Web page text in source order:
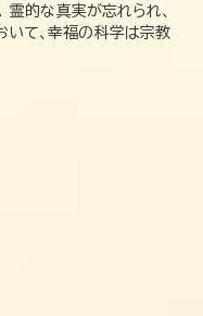
霊的な真実が忘れられ、
て、幸福の科学は宗教